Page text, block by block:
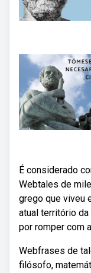
É considerado
Webtales de
grego que viveu
atual território
por romper com
Webfrases de
filósofo,